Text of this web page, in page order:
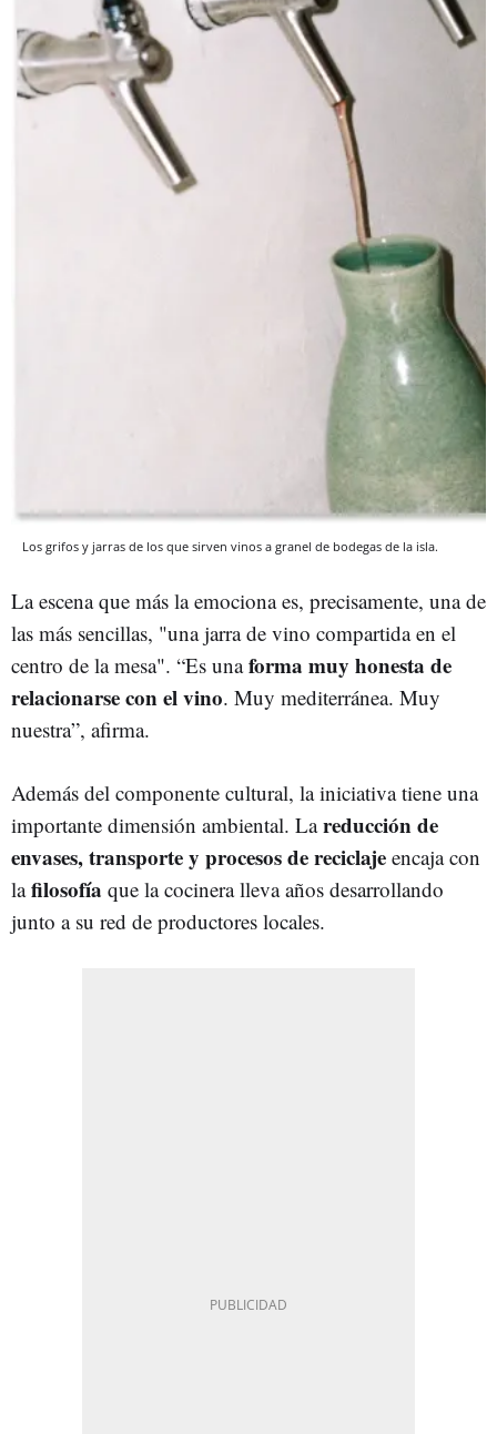
Los grifos y jarras de los que sirven vinos a granel de bodegas de la isla.
La escena que más la emociona es, precisamente, una de
las más sencillas, "una jarra de vino compartida en el
centro de la mesa". “Es unaforma muy honesta de
relacionarse con el vino. Muy mediterránea. Muy
nuestra”, afirma.
Además del componente cultural, la iniciativa tiene una
importante dimensión ambiental. Lareducción de
envases, transporte y procesos de reciclaje encaja con
lafilosofía que la cocinera lleva años desarrollando
junto a su red de productores locales.